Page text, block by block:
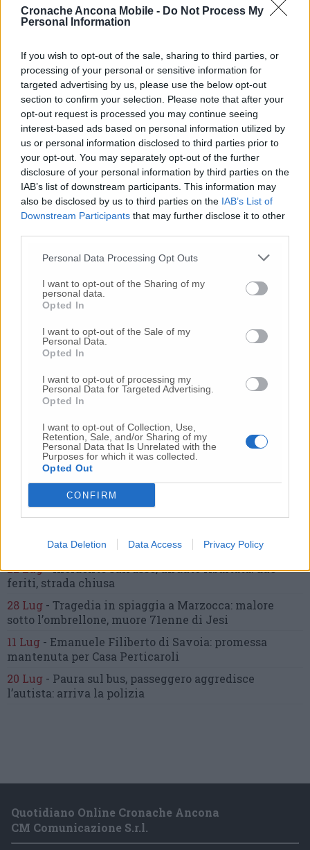
Cronache Ancona Mobile - Do Not Process My
Personal Information
If you wish to opt-out of the sale, sharing to third parties, or
processing of your personal or sensitive information for
targeted advertising by us, please use the below opt-out
section to confirm your selection. Please note that after your
opt-out request is processed you may continue seeing
interest-based ads based on personal information utilized by
us or personal information disclosed to third parties prior to
your opt-out. You may separately opt-out of the further
disclosure of your personal information by third parties on the
IAB’s list of downstream participants. This information may
also be disclosed by us to third parties on the IAB’s List of
Downstream Participants that may further disclose it to other
Personal Data Processing Opt Outs
I want to opt-out of the Sharing of my
personal data.
Opted In
I want to opt-out of the Sale of my
Personal Data.
Opted In
I want to opt-out of processing my
Personal Data for Targeted Advertising.
Opted In
I want to opt-out of Collection, Use,
Retention, Sale, and/or Sharing of my
Personal Data that Is Unrelated with the
Purposes for which it was collected.
Opted Out
CONFIRM
Data Deletion Data Access Privacy Policy
10 Lug-Femminicidio a Loreto.Donna uccisa a
coltellate.Fermato il compagno: “L’ho ammazzata”
26 Lug-Scontro tra auto e moto a Numana:
gravissimo un centauroin eliambulanza a Torrette
24 Lug- Maltrattamenti all’asilo, parla il sindaco:
«Notifica arrivata in mattinata,anche i miei figli
sono andati lì»
2 Ago-Fermato col taser,muore in ospedale dopo un
inseguimento.Indagini in corso per accertare le
cause
16 Lug -Tragedia a Marzocca,donna travolta e uccisa
da un treno(Foto)
9 Lug-Malore in casa, muoreil professore Pino Attili
-«Le urla e il pianto di mia madre al telefono:
morte di mia sorella»
-Cordoglio a Fabriano per la scomparsa
dell’architetto Bruno Rossi
-Femminicidio di Loreto, chi è Sami
Khemaies:
domiciliari
-Frontale tra due auto,
6 ragazzi in ospedale
-
Dà in escandescenze in spiaggia al Passetto.
Arrivano polizia ed Esercito
-Bomba d’acqua e grandine:
auto bloccate.Il bilancio complessivo
Addio a Giorgio Pavani,
storico commerciante di Lay Line
bagnanti:uomo muore annegato
(Foto)
22 Lug-Incidente sull’asse, un’auto ribaltata:due
feriti, strada chiusa
28 Lug - Tragedia in spiaggia a Marzocca: malore
sotto l’ombrellone, muore 71enne di Jesi
11 Lug - Emanuele Filiberto di Savoia: promessa
mantenuta per Casa Perticaroli
20 Lug - Paura sul bus, passeggero aggredisce
l’autista: arriva la polizia
Quotidiano Online Cronache Ancona
CM Comunicazione S.r.l.